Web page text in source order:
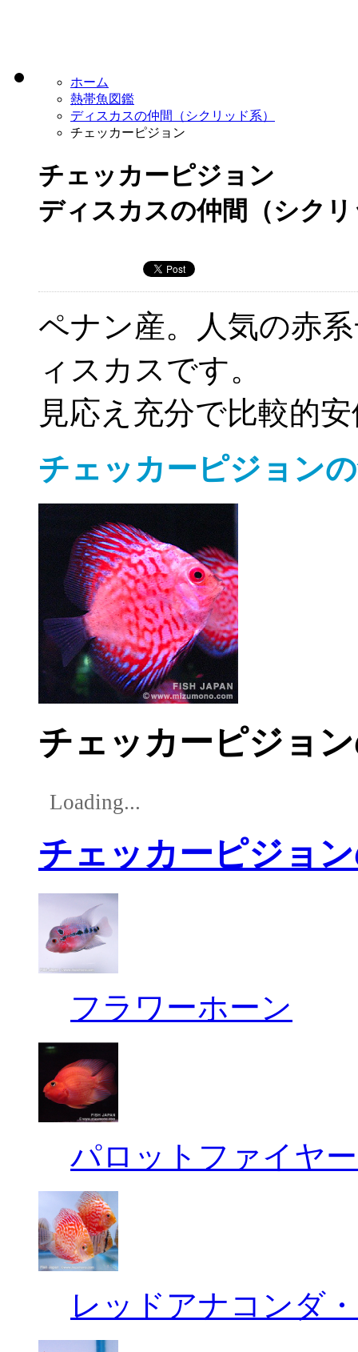
ホーム
熱帯魚図鑑
ディスカスの仲間（シクリッド系）
チェッカーピジョン
チェッカーピジョン
ディスカスの仲間（シク
ペナン産。人気の赤
ィスカスです。
見応え充分で比較的
チェッカーピジョン
チェッカーピジョ
Loading...
チェッカーピジョ
フラワーホーン
パロットファイヤ
レッドアナコンダ